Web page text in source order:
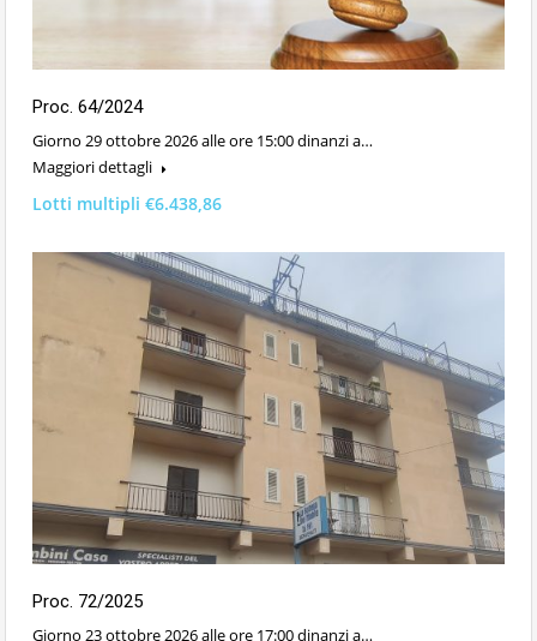
Proc. 64/2024
Giorno 29 ottobre 2026 alle ore 15:00 dinanzi a…
Maggiori dettagli
Lotti multipli €6.438,86
Proc. 72/2025
Giorno 23 ottobre 2026 alle ore 17:00 dinanzi a…